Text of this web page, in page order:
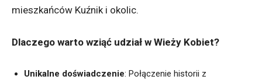
mieszkańców Kuźnik i okolic.
Dlaczego warto wziąć udział w Wieży Kobiet?
Unikalne doświadczenie: Połączenie historii z